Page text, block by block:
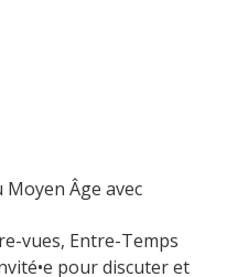
Âge avec
vues, Entre-Temps
pour discuter et